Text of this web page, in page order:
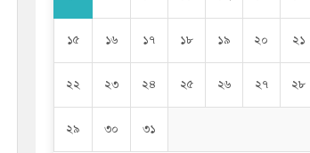
১৫ ১৬ ১৭ ১৮ ১৯ ২০ ২১
২২ ২৩ ২৪ ২৫ ২৬ ২৭ ২৮
২৯ ৩০ ৩১